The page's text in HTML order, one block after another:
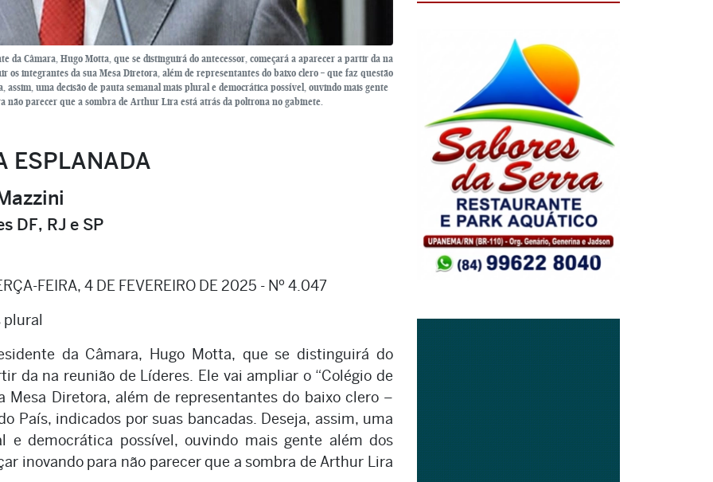
da Câmara, Hugo Motta, que se distinguirá do antecessor, começará a aparecer a partir da na
os integrantes da sua Mesa Diretora, além de representantes do baixo clero – que faz questão
assim, uma decisão de pauta semanal mais plural e democrática possível, ouvindo mais gente
não parecer que a sombra de Arthur Lira está atrás da poltrona no gabinete.
ESPLANADA
DF, RJ e SP
FEIRA, 4 DE FEVEREIRO DE 2025 - Nº 4.047
da Câmara, Hugo Motta, que se distinguirá do
da na reunião de Líderes. Ele vai ampliar o “Colégio de
Mesa Diretora, além de representantes do baixo clero –
País, indicados por suas bancadas. Deseja, assim, uma
e democrática possível, ouvindo mais gente além dos
inovando para não parecer que a sombra de Arthur Lira